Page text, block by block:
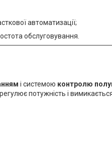
автоматизації;
обслуговування.
і системою контролю
потужність і